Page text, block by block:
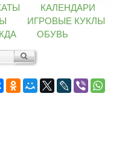
КАЛЕНДАРИ
ИГРОВЫЕ КУКЛЫ
ОБУВЬ